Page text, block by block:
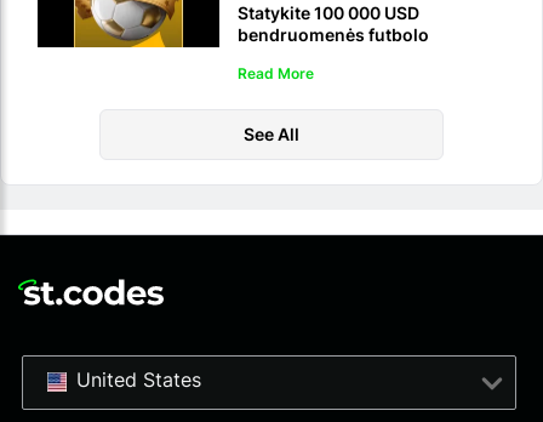
Statykite 100 000 USD
bendruomenės futbolo
pasaulio taurės statymų ID
Read More
See All
United States